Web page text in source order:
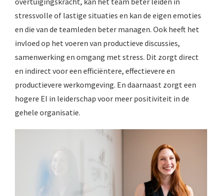
stressvolle of lastige situaties en kan de eigen emoties
en die van de teamleden beter managen. Ook heeft het
invloed op het voeren van productieve discussies,
samenwerking en omgang met stress. Dit zorgt direct
en indirect voor een efficiëntere, effectievere en
productievere werkomgeving. En daarnaast zorgt een
hogere EI in leiderschap voor meer positiviteit in de
gehele organisatie.